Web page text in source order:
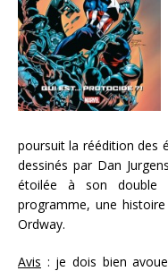
poursuit la réédition des
dessinés par Dan
étoilée à son double
programme, une
Ordway.
Avis : je dois bien